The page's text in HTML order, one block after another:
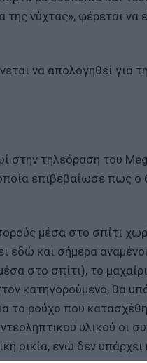
νύχτας», φέρεται να
να απολογηθεί για
στην τηλεόραση του
επιβεβαίωσε πως ο
μέσα στο σπίτι
εδώ και σήμερα
στο σπίτι), το
κατηγορούμενο, θα
το ρούχο που
υλικού οι
οικία, ενώ δεν υπάρχει